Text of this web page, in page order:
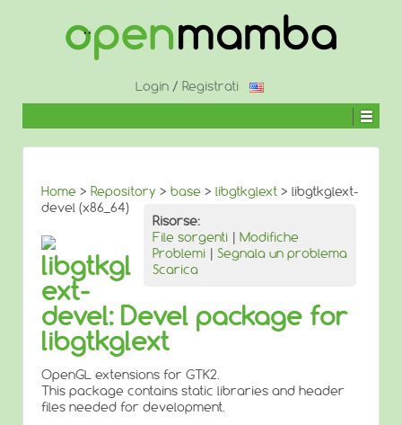
CONTENUTO
Login / Registrati
Home > Repository > base > libgtkglext > libgtkglext-
devel (x86_64)
Risorse:
File sorgenti | Modifiche
Problemi | Segnala un problema
Scarica
libgtkgl
ext-
devel: Devel package for
libgtkglext
OpenGL extensions for GTK2.
This package contains static libraries and header
files needed for development.